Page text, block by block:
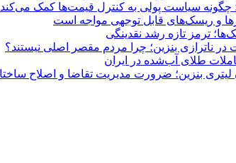
چگونه سیاست پولی به کنترل قیمت‌ها کمک می‌کند
و ریسک‌های قابل توجهی مواجه است
ترمز تازه رشد نقدینگی
ناترازی بنزین؛ چرا مردم مقصر اصلی نیستند؟
طلای آب‌شده در ایران